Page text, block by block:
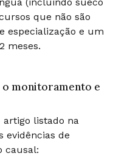
que não são
especialização e um
meses.
o monitoramento e
artigo listado na
evidências de
causal: